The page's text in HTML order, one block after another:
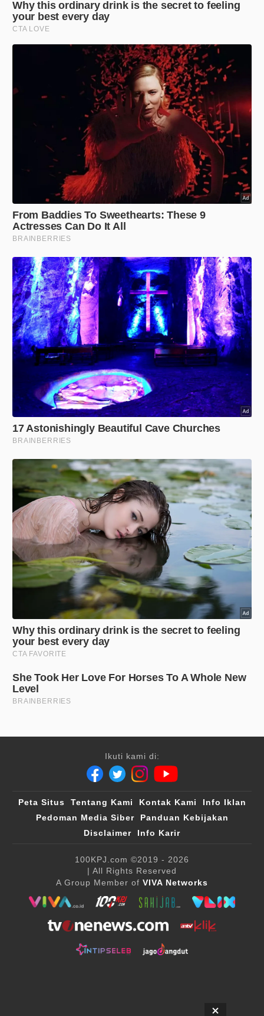
Ikuti kami di:
Peta Situs Tentang Kami Kontak Kami
Info Iklan
Pedoman Media Siber
Panduan Kebijakan
Disclaimer
Info Karir
100KPJ.com ©2019 - 2026
| All Rights Reserved
A Group Member of VIVA Networks